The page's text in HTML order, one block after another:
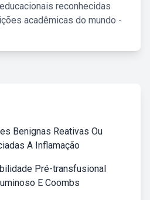
reconhecidas
acadêmicas do mundo -
Benignas Reativas Ou
A Inflamação
Pré-transfusional
E Coombs